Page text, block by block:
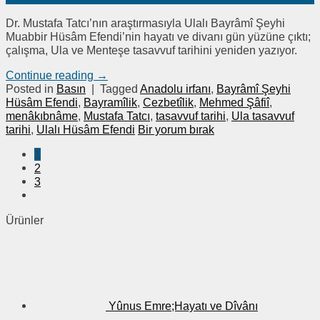
Dr. Mustafa Tatcı’nın araştırmasıyla Ulalı Bayrâmî Şeyhi
Muabbir Hüsâm Efendi’nin hayatı ve divanı gün yüzüne çıktı;
çalışma, Ula ve Menteşe tasavvuf tarihini yeniden yazıyor.
Continue reading →
Posted in Basın | Tagged Anadolu irfanı, Bayrâmî Şeyhi
Hüsâm Efendi, Bayramîlik, Cezbetîlik, Mehmed Şâfiî,
menâkıbnâme, Mustafa Tatcı, tasavvuf tarihi, Ula tasavvuf
tarihi, Ulalı Hüsâm Efendi Bir yorum bırak
1
2
3
Ürünler
Yûnus Emre;Hayatı ve Dîvânı